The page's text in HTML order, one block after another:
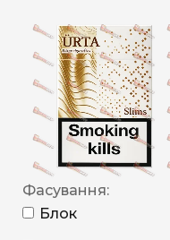
Фасування:
Блок